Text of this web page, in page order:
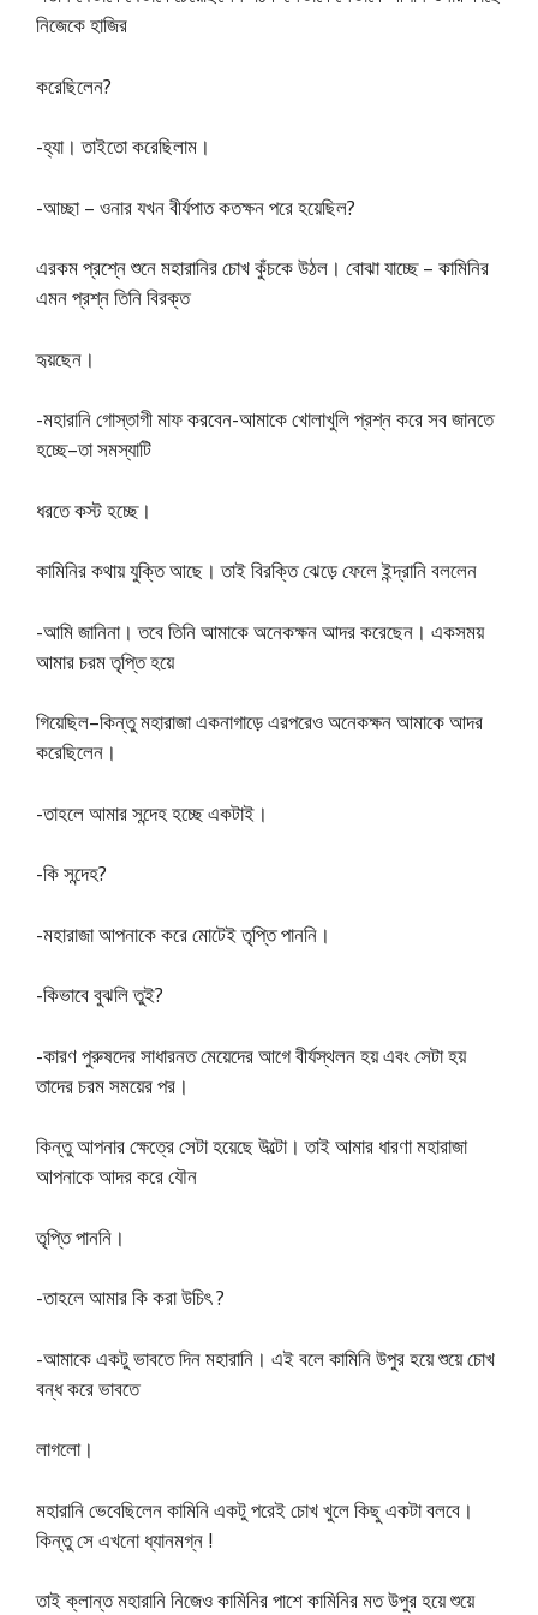
নিজেকে হাজির
করেছিলেন?
-হ্যা। তাইতাে করেছিলাম।
-আচ্ছা – ওনার যখন বীর্যপাত কতক্ষন পরে হয়েছিল?
এরকম প্রশ্নে শুনে মহারানির চোখ কুঁচকে উঠল। বােঝা যাচ্ছে – কামিনির
এমন প্রশ্ন তিনি বিরক্ত
হৃয়ছেন।
-মহারানি গােস্তাগী মাফ করবেন-আমাকে খােলাখুলি প্রশ্ন করে সব জানতে
হচ্ছে–তা সমস্যাটি
ধরতে কস্ট হচ্ছে।
কামিনির কথায় যুক্তি আছে। তাই বিরক্তি ঝেড়ে ফেলে ইন্দ্রানি বললেন
-আমি জানিনা। তবে তিনি আমাকে অনেকক্ষন আদর করেছেন। একসময়
আমার চরম তৃপ্তি হয়ে
গিয়েছিল–কিন্তু মহারাজা একনাগাড়ে এরপরেও অনেকক্ষন আমাকে আদর
করেছিলেন।
-তাহলে আমার সন্দেহ হচ্ছে একটাই।
-কি সন্দেহ?
-মহারাজা আপনাকে করে মােটেই তৃপ্তি পাননি।
-কিভাবে বুঝলি তুই?
-কারণ পুরুষদের সাধারনত মেয়েদের আগে বীর্যস্থলন হয় এবং সেটা হয়
তাদের চরম সময়ের পর।
কিন্তু আপনার ক্ষেত্রে সেটা হয়েছে উল্টো। তাই আমার ধারণা মহারাজা
আপনাকে আদর করে যৌন
তৃপ্তি পাননি।
-তাহলে আমার কি করা উচিৎ ?
-আমাকে একটু ভাবতে দিন মহারানি। এই বলে কামিনি উপুর হয়ে শুয়ে চোখ
বন্ধ করে ভাবতে
লাগলাে।
মহারানি ভেবেছিলেন কামিনি একটু পরেই চোখ খুলে কিছু একটা বলবে।
কিন্তু সে এখনাে ধ্যানমগ্ন !
তাই ক্লান্ত মহারানি নিজেও কামিনির পাশে কামিনির মত উপুর হয়ে শুয়ে